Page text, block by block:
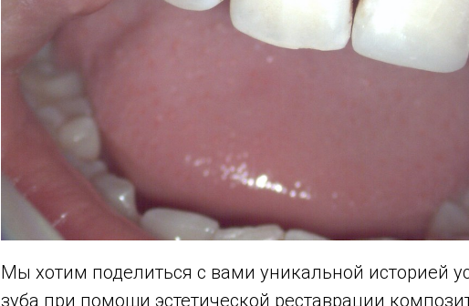
Мы хотим поделиться с вами уникальной историей
зуба при помощи эстетической реставрации